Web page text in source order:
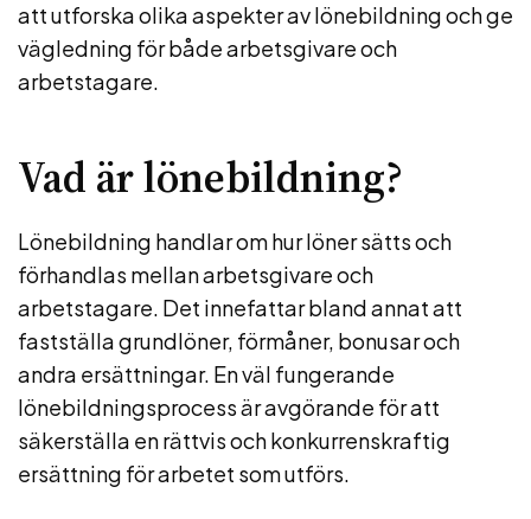
att utforska olika aspekter av lönebildning och ge
vägledning för både arbetsgivare och
arbetstagare.
Vad är lönebildning?
Lönebildning handlar om hur löner sätts och
förhandlas mellan arbetsgivare och
arbetstagare. Det innefattar bland annat att
fastställa grundlöner, förmåner, bonusar och
andra ersättningar. En väl fungerande
lönebildningsprocess är avgörande för att
säkerställa en rättvis och konkurrenskraftig
ersättning för arbetet som utförs.